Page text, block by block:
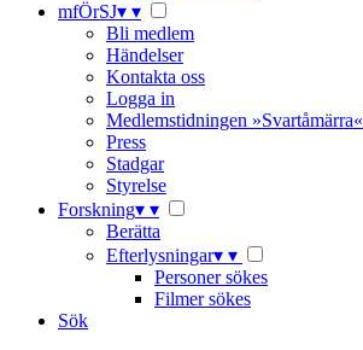
mfÖrSJ▾ ▾
Bli medlem
Händelser
Kontakta oss
Logga in
Medlemstidningen »Svartåmärra«
Press
Stadgar
Styrelse
Forskning▾ ▾
Berätta
Efterlysningar▾ ▾
Personer sökes
Filmer sökes
Sök